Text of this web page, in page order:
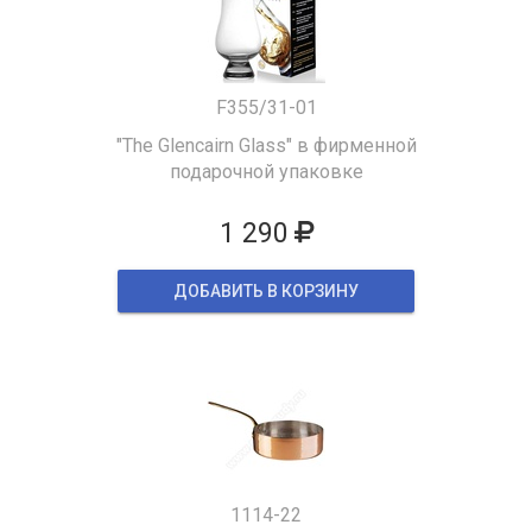
F355/31-01
"The Glencairn Glass" в фирменной
подарочной упаковке
1 290
ДОБАВИТЬ В КОРЗИНУ
1114-22